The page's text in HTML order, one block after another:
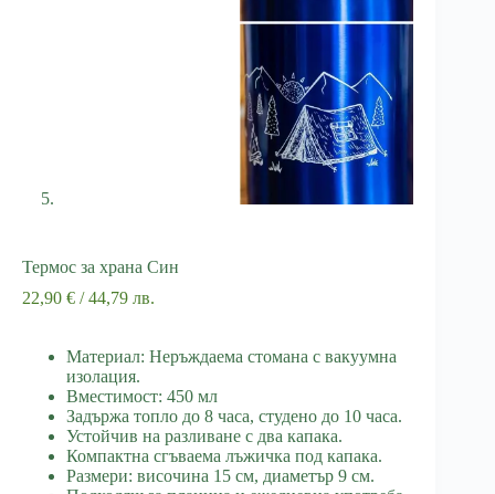
Термос за храна Син
22,90 € / 44,79 лв.
Материал: Неръждаема стомана с вакуумна
изолация.
Вместимост: 450 мл
Задържа топло до 8 часа, студено до 10 часа.
Устойчив на разливане с два капака.
Компактна сгъваема лъжичка под капака.
Размери: височина 15 см, диаметър 9 см.